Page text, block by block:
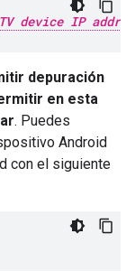
device IP
depuración
en esta
. Puedes
Android
con el siguiente